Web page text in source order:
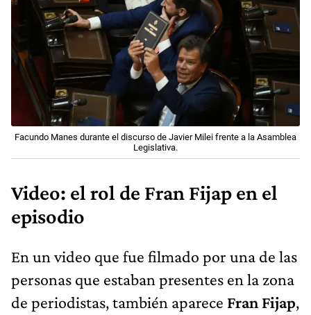
Facundo Manes durante el discurso de Javier Milei frente a la Asamblea
Legislativa.
Video: el rol de Fran Fijap en el
episodio
En un video que fue filmado por una de las
personas que estaban presentes en la zona
de periodistas, también aparece Fran Fijap,